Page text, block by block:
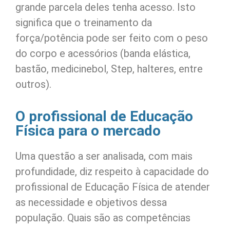
grande parcela deles tenha acesso. Isto
significa que o treinamento da
força/potência pode ser feito com o peso
do corpo e acessórios (banda elástica,
bastão, medicinebol, Step, halteres, entre
outros).
O profissional de Educação
Física para o mercado
Uma questão a ser analisada, com mais
profundidade, diz respeito à capacidade do
profissional de Educação Física de atender
as necessidade e objetivos dessa
população. Quais são as competências